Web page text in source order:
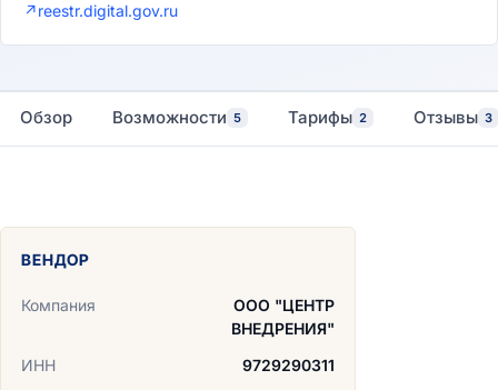
↗reestr.digital.gov.ru
Обзор Возможности 5 Тарифы 2 Отзывы 3
ВЕНДОР
Компания
ООО "ЦЕНТР
ВНЕДРЕНИЯ"
ИНН
9729290311